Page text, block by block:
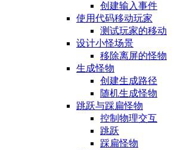
创建输入事件
使用代码移动玩家
测试玩家的移动
设计小怪场景
移除离屏的怪物
生成怪物
创建生成路径
随机生成怪物
跳跃与踩扁怪物
控制物理交互
跳跃
踩扁怪物